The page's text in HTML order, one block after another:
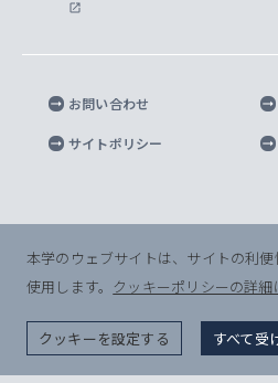
半導体研究所
生命倫理研究所
キャンパスへのアクセス
教職協働の取り組み
プライバシーポリシー
お問い合わせ
サイトポリシー
© Sophia University. All
本学のウェブサイトは、サイトの利
使用します。 クッキーポリシーの詳細
クッキーを設定する すべて受